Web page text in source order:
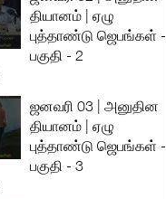
தியானம் | ஏழு
புத்தாண்டு ஜெபங்கள் -
பகுதி - 2
ஜனவரி 03 | அனுதின
தியானம் | ஏழு
புத்தாண்டு ஜெபங்கள் -
பகுதி - 3